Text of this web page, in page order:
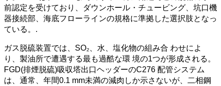
前認定を受けており、ダウンホール・チュービング、坑口機
器接続部、海底フローラインの規格に準拠した選択肢となっ
ている。.
ガス脱硫装置では、SO₂、水、塩化物の組み合 わせによ
り、製油所で遭遇する最も過酷な環 境の1つが形成される。
FGD(排煙脱硫)吸収塔出口ヘッダーのC276 配管システム
は、通常、年間0.1 mm未満の減肉しか示さないが、二相鋼